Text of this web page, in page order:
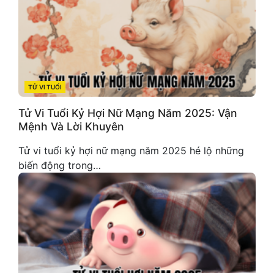
CATEGORIES
TỬ VI TUỔI
Tử Vi Tuổi Kỷ Hợi Nữ Mạng Năm 2025: Vận
Mệnh Và Lời Khuyên
Tử vi tuổi kỷ hợi nữ mạng năm 2025 hé lộ những
biến động trong…